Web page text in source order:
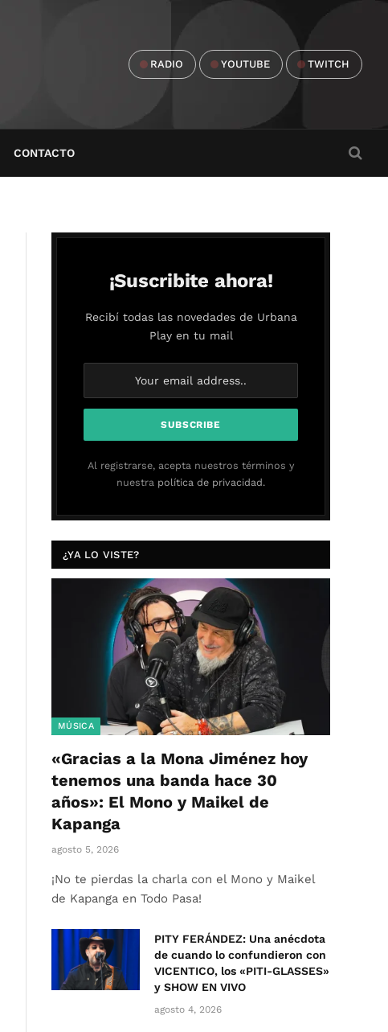
RADIO YOUTUBE TWITCH
CONTACTO
¡Suscribite ahora!
Recibí todas las novedades de Urbana
Play en tu mail
Al registrarse, acepta nuestros términos y
nuestra política de privacidad.
¿YA LO VISTE?
MÚSICA
«Gracias a la Mona Jiménez hoy
tenemos una banda hace 30
años»: El Mono y Maikel de
Kapanga
agosto 5, 2026
¡No te pierdas la charla con el Mono y Maikel
de Kapanga en Todo Pasa!
PITY FERÁNDEZ: Una anécdota
de cuando lo confundieron con
VICENTICO, los «PITI-GLASSES»
y SHOW EN VIVO
agosto 4, 2026